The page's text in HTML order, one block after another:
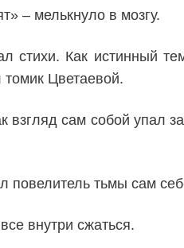
– мелькнуло в мозгу.
стихи. Как истинный
Цветаевой.
взгляд сам собой упал
повелитель тьмы сам
внутри сжаться.